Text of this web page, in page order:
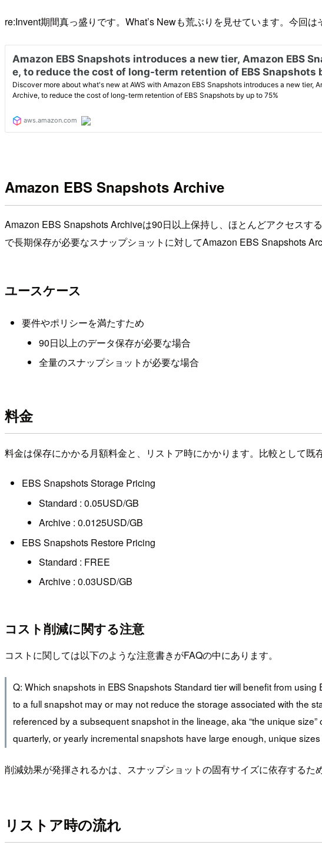
re:Invent期間真っ盛りです。What’s Newも荒ぶりを見せています。今回
Amazon EBS Snapshots Archive
Amazon EBS Snapshots Archiveは90日以上保持し、ほとんどアクセス
で長期保存が必要なスナップショットに対してAmazon EBS Snapshots
ユースケース
要件やポリシーを満たすため
90日以上のデータ保存が必要な場合
全量のスナップショットが必要な場合
料金
料金は保存にかかる月額料金と、リストア時にかかります。比較として既
EBS Snapshots Storage Pricing
Standard : 0.05USD/GB
Archive : 0.0125USD/GB
EBS Snapshots Restore Pricing
Standard : FREE
Archive : 0.03USD/GB
コスト削減に関する注意
コストに関しては以下のような注意書きがFAQの中にあります。
Q: Which snapshots in EBS Snapshots Standard tier will benefit from
to a full snapshot may or may not reduce the storage associated with the
referenced by a subsequent snapshot in the lineage, aka “the unique
quarterly, or yearly incremental snapshots have large enough, unique
削減効果が発揮されるかは、スナップショットの固有サイズに依存する
リストア時の流れ